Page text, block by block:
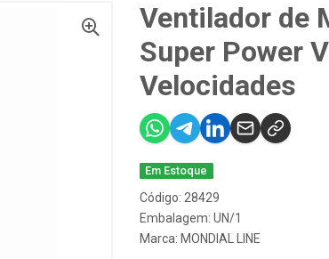
Ventilador de
Super Power
Velocidades
Em Estoque
Código: 28429
Embalagem: UN/1
Marca: MONDIAL LINE